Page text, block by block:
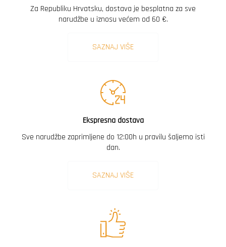
Za Republiku Hrvatsku, dostava je besplatna za sve
narudžbe u iznosu većem od 60 €.
SAZNAJ VIŠE
Ekspresna dostava
Sve narudžbe zaprimljene do 12:00h u pravilu šaljemo isti
dan.
SAZNAJ VIŠE